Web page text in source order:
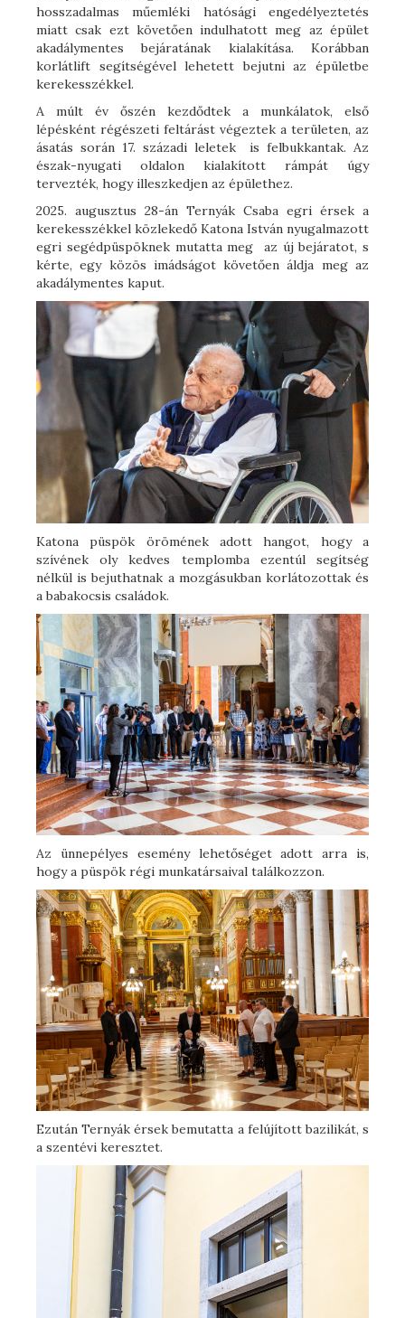
hosszadalmas műemléki hatósági engedélyeztetés
miatt csak ezt követően indulhatott meg az épület
akadálymentes bejáratának kialakítása. Korábban
korlátlift segítségével lehetett bejutni az épületbe
kerekesszékkel.
A múlt év őszén kezdődtek a munkálatok, első
lépésként régészeti feltárást végeztek a területen, az
ásatás során 17. századi leletek is felbukkantak. Az
észak-nyugati oldalon kialakított rámpát úgy
tervezték, hogy illeszkedjen az épülethez.
2025. augusztus 28-án Ternyák Csaba egri érsek a
kerekesszékkel közlekedő Katona István nyugalmazott
egri segédpüspöknek mutatta meg az új bejáratot, s
kérte, egy közös imádságot követően áldja meg az
akadálymentes kaput.
Katona püspök örömének adott hangot, hogy a
szívének oly kedves templomba ezentúl segítség
nélkül is bejuthatnak a mozgásukban korlátozottak és
a babakocsis családok.
Az ünnepélyes esemény lehetőséget adott arra is,
hogy a püspök régi munkatársaival találkozzon.
Ezután Ternyák érsek bemutatta a felújított bazilikát, s
a szentévi keresztet.